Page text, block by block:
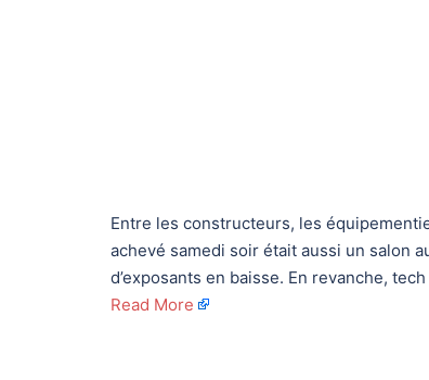
Entre les constructeurs, les
achevé samedi soir était aussi un salon
d’exposants en baisse. En revanche,
Read More